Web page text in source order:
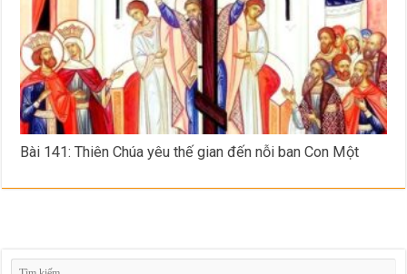
Bài 141: Thiên Chúa yêu thế gian đến nỗi ban Con Một